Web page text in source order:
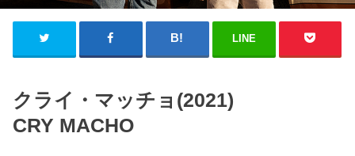
LINE
クライ・マッチョ(2021)
CRY MACHO